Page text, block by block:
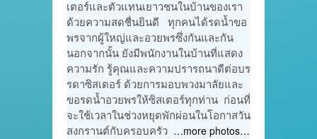
เตอร์และตัวแทนเยาวชนในบ้านของเรา
ด้วยความสดชื่นยินดี ทุกคนได้รดน้ำขอ
พรจากผู้ใหญ่และอวยพรซึ่งกันและกัน
นอกจากนั้น ยังมีพนักงานในบ้านที่แสดง
ความรัก รู้คุณและความปรารถนาดีต่อบร
รดาซิสเตอร์ ด้วยการมอบพวงมาลัยและ
ขอรดน้ำอวยพรให้ซิสเตอร์ทุกท่าน ก่อนที่
จะใช้เวลาในช่วงหยุดพักผ่อนในโอกาสวัน
สงกรานต์กับครอบครัว …more photos…